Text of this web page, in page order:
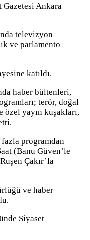
Ankara
televizyon
ve parlamento
katıldı.
haber bültenleri,
terör, doğal
yayın kuşakları,
programdan
(Banu Güven’le
Çakır’la
ve haber
Siyaset